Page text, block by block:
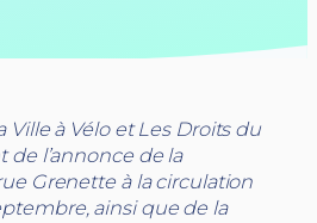
Ville à Vélo et Les Droits du
de l’annonce de la
Grenette à la circulation
ainsi que de la